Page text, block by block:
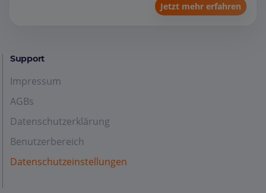
Jetzt mehr erfahren
Support
Impressum
AGBs
Datenschutzerklärung
Benutzerbereich
Datenschutzeinstellungen